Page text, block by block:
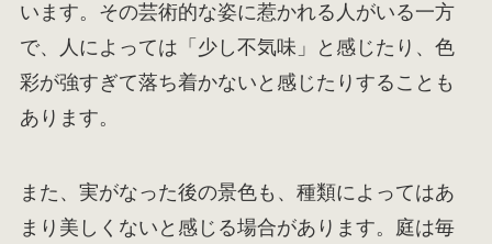
います。その芸術的な姿に惹かれる人がいる一方
で、人によっては「少し不気味」と感じたり、色
彩が強すぎて落ち着かないと感じたりすることも
あります。
また、実がなった後の景色も、種類によってはあ
まり美しくないと感じる場合があります。庭は毎